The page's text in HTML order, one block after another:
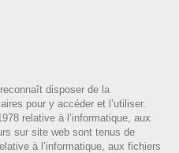
disposer de la
pour y accéder et l’utiliser.
relative à l’informatique, aux
sur site web sont tenus de
à l’informatique, aux fichiers